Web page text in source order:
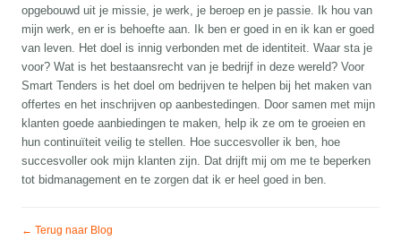
opgebouwd uit je missie, je werk, je beroep en je passie. Ik hou van
mijn werk, en er is behoefte aan. Ik ben er goed in en ik kan er goed
van leven. Het doel is innig verbonden met de identiteit. Waar sta je
voor? Wat is het bestaansrecht van je bedrijf in deze wereld? Voor
Smart Tenders is het doel om bedrijven te helpen bij het maken van
offertes en het inschrijven op aanbestedingen. Door samen met mijn
klanten goede aanbiedingen te maken, help ik ze om te groeien en
hun continuïteit veilig te stellen. Hoe succesvoller ik ben, hoe
succesvoller ook mijn klanten zijn. Dat drijft mij om me te beperken
tot bidmanagement en te zorgen dat ik er heel goed in ben.
← Terug naar Blog